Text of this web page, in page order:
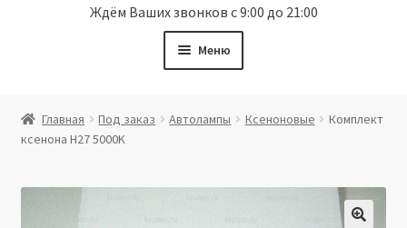
Ждём Ваших звонков с 9:00 до 21:00
Меню
Витрина
Мой аккаунт
Главная Под заказ Автолампы Ксеноновые
Комплект
ксенона H27 5000K